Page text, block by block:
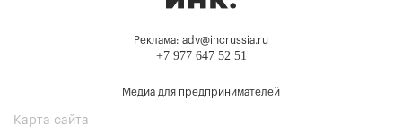
Реклама: adv@incrussia.ru
+7 977 647 52 51
Медиа для предпринимателей
Карта сайта